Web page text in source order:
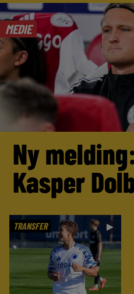
MEDIE
Ny
Kasper
TRANSFER ►